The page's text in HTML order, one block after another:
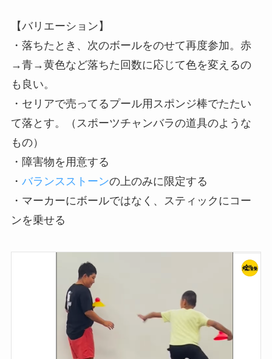
【バリエーション】
・落ちたとき、次のボールをのせて再度参加。赤
→青→黄色など落ちた回数に応じて色を変えるの
も良い。
・セリアで売ってるプール用スポンジ棒でたたい
て落とす。（スポーツチャンバラの道具のような
もの）
・障害物を用意する
・ バランスストーンの上のみに限定する
・マーカーにボールではなく、スティックにコー
ンを乗せる